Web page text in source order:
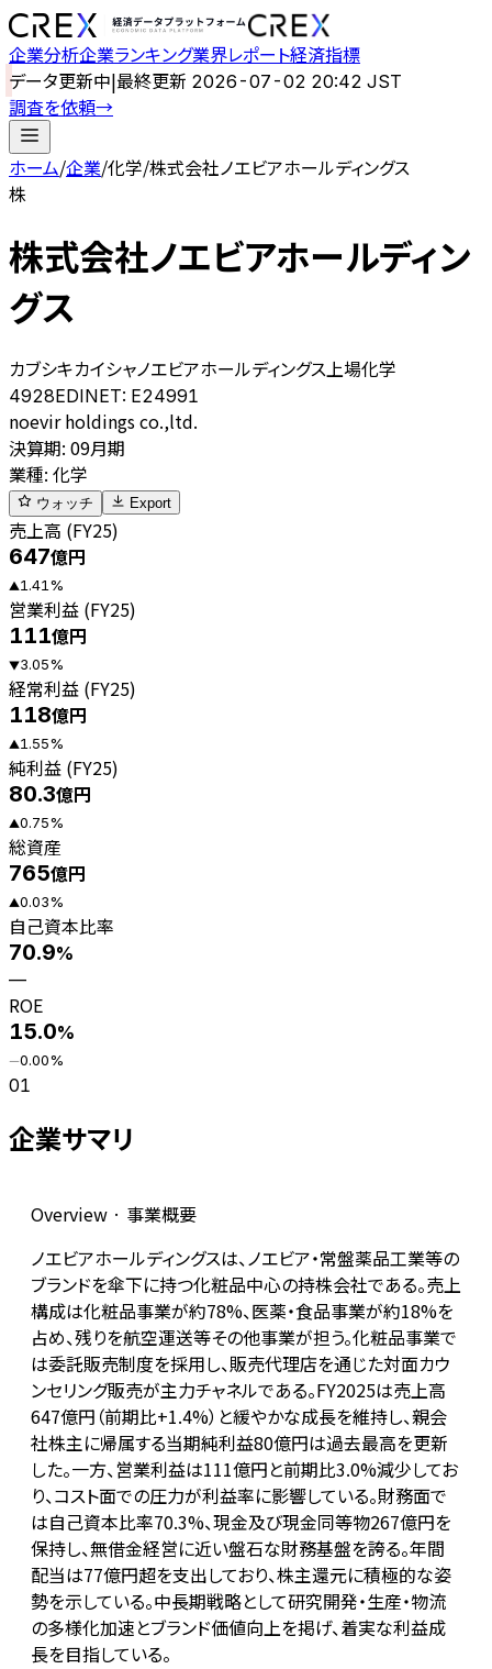
企業分析企業ランキング業界レポート経済指標
データ更新中|最終更新 2026-07-02 20:42 JST
調査を依頼→
ホーム/企業/化学/株式会社ノエビアホールディングス
株
株式会社ノエビアホールディン
グス
カブシキカイシャノエビアホールディングス 上場化学
4928EDINET: E24991
noevir holdings co.,ltd.
決算期: 09月期
業種: 化学
ウォッチ Export
売上高 (FY25)
647億円
▲1.41 %
営業利益 (FY25)
111億円
▼3.05%
経常利益 (FY25)
118億円
▲1.55%
純利益 (FY25)
80.3億円
▲0.75%
総資産
765億円
▲0.03%
自己資本比率
70.9%
—
ROE
15.0%
―0.00%
01
企業サマリ
Overview · 事業概要
ノエビアホールディングスは、ノエビア・常盤薬品工業等の
ブランドを傘下に持つ化粧品中心の持株会社である。売上
構成は化粧品事業が約78%、医薬・食品事業が約18%を
占め、残りを航空運送等その他事業が担う。化粧品事業で
は委託販売制度を採用し、販売代理店を通じた対面カウ
ンセリング販売が主力チャネルである。FY2025は売上高
647億円（前期比+1.4%）と緩やかな成長を維持し、親会
社株主に帰属する当期純利益80億円は過去最高を更新
した。一方、営業利益は111億円と前期比3.0%減少してお
り、コスト面での圧力が利益率に影響している。財務面で
は自己資本比率70.3%、現金及び現金同等物267億円を
保持し、無借金経営に近い盤石な財務基盤を誇る。年間
配当は77億円超を支出しており、株主還元に積極的な姿
勢を示している。中長期戦略として研究開発・生産・物流
の多様化加速とブランド価値向上を掲げ、着実な利益成
長を目指している。